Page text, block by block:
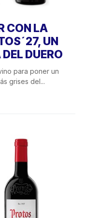
CON LA
UN
DUERO
para poner un
grises del...